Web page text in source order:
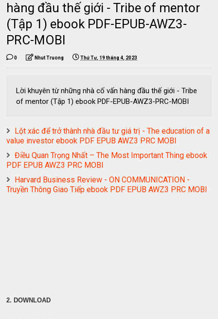
hàng đầu thế giới - Tribe of mentor
(Tập 1) ebook PDF-EPUB-AWZ3-
PRC-MOBI
0 Nhut Truong Thứ Tư, 19 tháng 4, 2023
Lời khuyên từ những nhà cố vấn hàng đầu thế giới - Tribe
of mentor (Tập 1) ebook PDF-EPUB-AWZ3-PRC-MOBI
Lột xác để trở thành nhà đầu tư giá trị - The education of a
value investor ebook PDF EPUB AWZ3 PRC MOBI
Điều Quan Trọng Nhất – The Most Important Thing ebook
PDF EPUB AWZ3 PRC MOBI
Harvard Business Review - ON COMMUNICATION -
Truyền Thông Giao Tiếp ebook PDF EPUB AWZ3 PRC MOBI
2. DOWNLOAD